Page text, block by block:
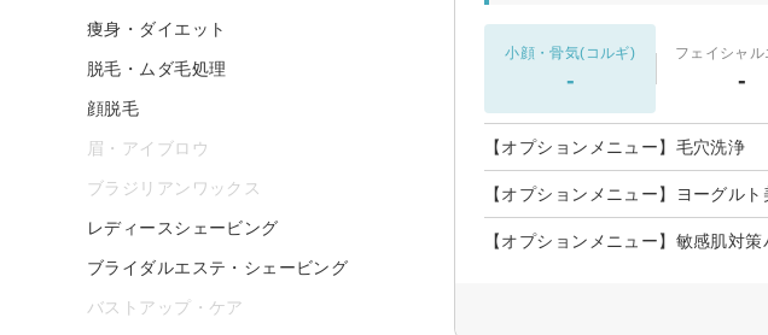
小顔・骨気(コルギ)
-
フェイシャル
-
【オプションメニュー】毛穴洗浄
【オプションメニュー】ヨーグル
【オプションメニュー】敏感肌対策
痩身・ダイエット
脱毛・ムダ毛処理
顔脱毛
眉・アイブロウ
ブラジリアンワックス
レディースシェービング
ブライダルエステ・シェービング
バストアップ・ケア